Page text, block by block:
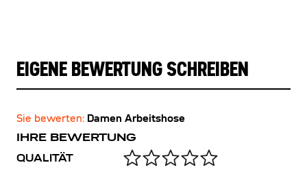
EIGENE BEWERTUNG SCHREIBEN
Sie bewerten: Damen Arbeitshose
IHRE BEWERTUNG
QUALITÄT